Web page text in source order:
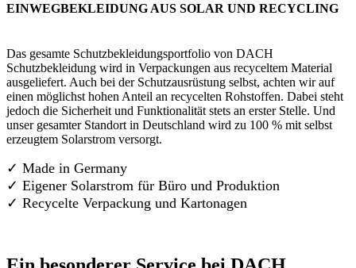
EINWEGBEKLEIDUNG AUS SOLAR UND RECYCLING
Das gesamte Schutzbekleidungsportfolio von DACH
Schutzbekleidung wird in Verpackungen aus recyceltem Material
ausgeliefert. Auch bei der Schutzausrüstung selbst, achten wir auf
einen möglichst hohen Anteil an recycelten Rohstoffen. Dabei steht
jedoch die Sicherheit und Funktionalität stets an erster Stelle. Und
unser gesamter Standort in Deutschland wird zu 100 % mit selbst
erzeugtem Solarstrom versorgt.
✓ Made in Germany
✓ Eigener Solarstrom für Büro und Produktion
✓ Recycelte Verpackung und Kartonagen